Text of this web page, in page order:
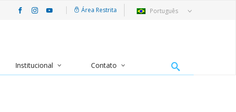
Área Restrita Português
Institucional Contato